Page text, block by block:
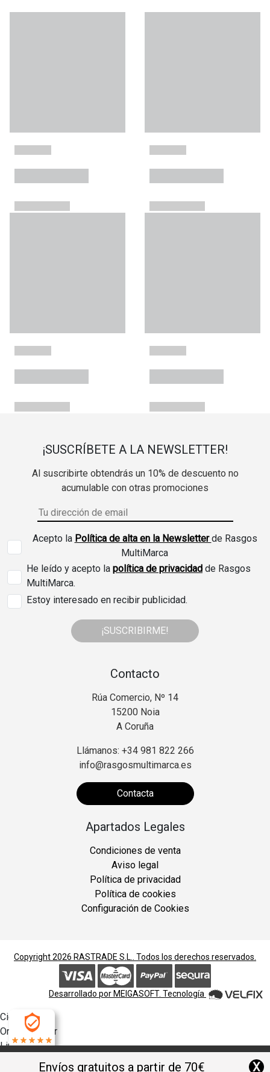
¡SUSCRÍBETE A LA NEWSLETTER!
Al suscribirte obtendrás un 10% de descuento no
acumulable con otras promociones
Acepto la Política de alta en la Newsletterde Rasgos
MultiMarca
He leído y acepto la política de privacidad de Rasgos
MultiMarca.
Estoy interesado en recibir publicidad.
¡SUSCRIBIRME!
Contacto
Rúa Comercio, Nº 14
15200 Noia
A Coruña
Llámanos: +34 981 822 266
info@rasgosmultimarca.es
Contacta
Apartados Legales
Condiciones de venta
Aviso legal
Política de privacidad
Política de cookies
Configuración de Cookies
Copyright 2026 RASTRADE S.L.. Todos los derechos reservados.
Desarrollado por MEIGASOFT. Tecnología
4.9
Envíos gratuitos a partir de 70€ X
Cierra
Ordenado por
Limpiar